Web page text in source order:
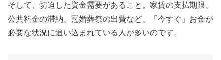
そして、切迫した資金需要があること。家賃の支払期限、
公共料金の滞納、冠婚葬祭の出費など、「今すぐ」お金が
必要な状況に追い込まれている人が多いのです。